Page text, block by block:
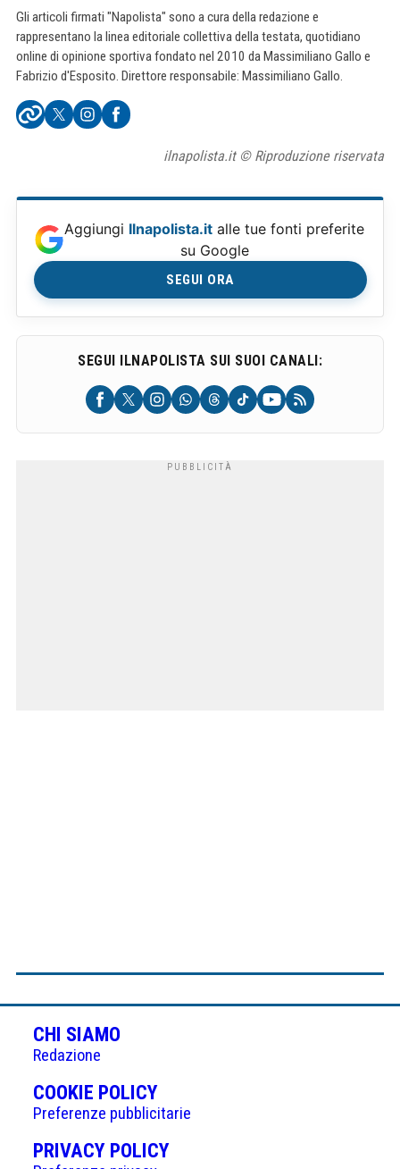
Gli articoli firmati "Napolista" sono a cura della redazione e
rappresentano la linea editoriale collettiva della testata, quotidiano
online di opinione sportiva fondato nel 2010 da Massimiliano Gallo e
Fabrizio d'Esposito. Direttore responsabile: Massimiliano Gallo.
ilnapolista.it © Riproduzione riservata
Aggiungi Ilnapolista.it alle tue fonti preferite
su Google
SEGUI ORA
SEGUI ILNAPOLISTA SUI SUOI CANALI:
CHI SIAMO
Redazione
COOKIE POLICY(APRE
IN
UNA
NUOVA
Preferenze pubblicitarie
PRIVACY POLICY(APRE